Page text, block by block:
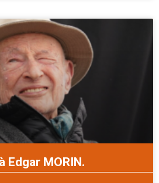
Edgar MORIN.